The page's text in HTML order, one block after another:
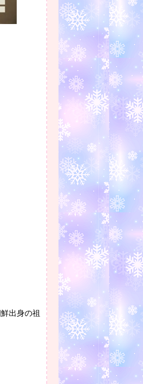
出身の祖